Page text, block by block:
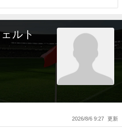
ルト
2026/8/6 9:27